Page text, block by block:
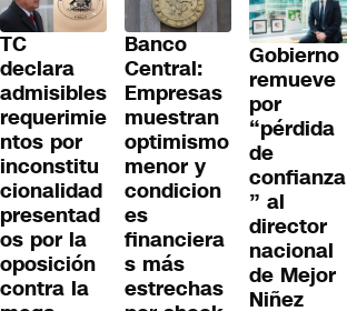
TC
declara
admisibles
requerimie
ntos por
inconstitu
cionalidad
presentad
os por la
oposición
contra la
Banco
Central:
Empresas
muestran
optimismo
menor y
condicion
es
financiera
s más
estrechas
Gobierno
remueve
por
“pérdida
de
confianza
” al
director
nacional
de Mejor
Niñez